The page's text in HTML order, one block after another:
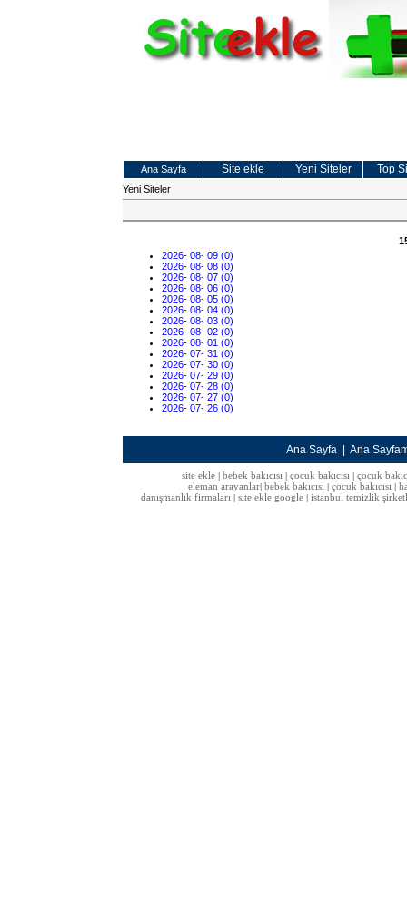
Ana Sayfa Site ekle Yeni Siteler Top
Yeni Siteler
2026- 08- 09 (0)
2026- 08- 08 (0)
2026- 08- 07 (0)
2026- 08- 06 (0)
2026- 08- 05 (0)
2026- 08- 04 (0)
2026- 08- 03 (0)
2026- 08- 02 (0)
2026- 08- 01 (0)
2026- 07- 31 (0)
2026- 07- 30 (0)
2026- 07- 29 (0)
2026- 07- 28 (0)
2026- 07- 27 (0)
2026- 07- 26 (0)
Ana Sayfa Ana
site ekle| bebek bakıcısı| çocuk bakıcısı| çocuk
eleman arayanlar bebek bakıcısı çocuk bakıcısı
danışmanlık firmaları
site ekle google istanbul temizlik